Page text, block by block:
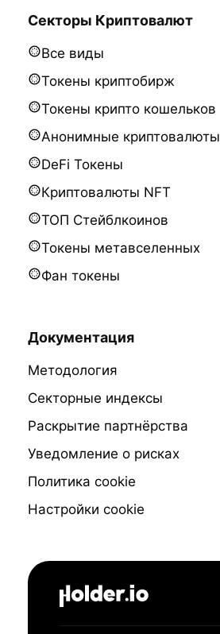
Секторы Криптовалют
Все виды
Токены криптобирж
Токены крипто кошельков
Анонимные криптовалюты
DeFi Токены
Криптовалюты NFT
ТОП Стейблкоинов
Токены метавселенных
Фан токены
Документация
Методология
Секторные индексы
Раскрытие партнёрства
Уведомление о рисках
Политика cookie
Настройки cookie